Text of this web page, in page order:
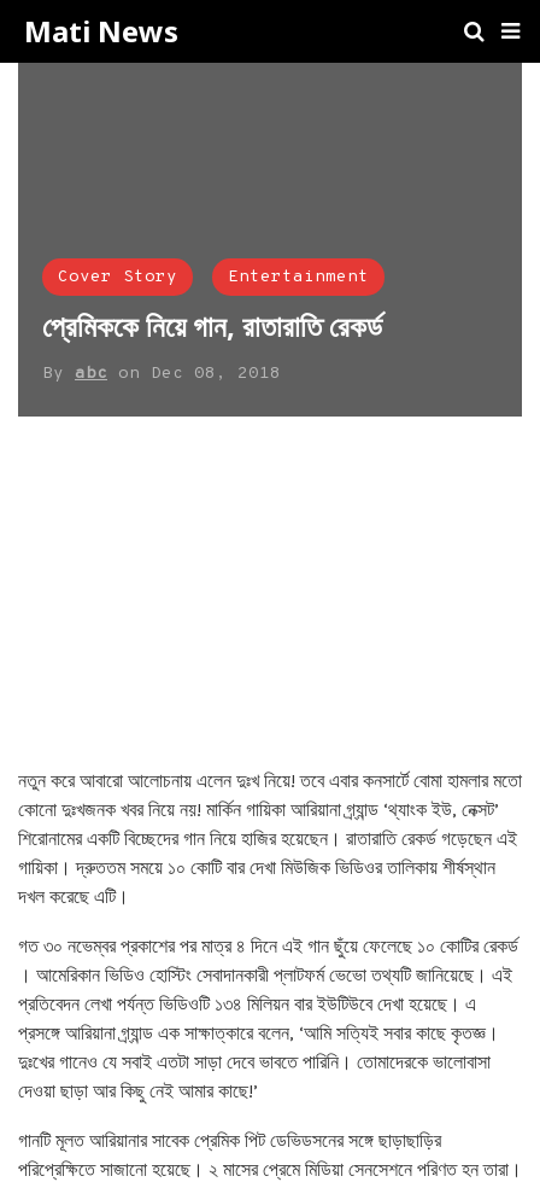
Mati News
Cover Story Entertainment
প্রেমিককে নিয়ে গান, রাতারাতি রেকর্ড
By abc on Dec 08, 2018
নতুন করে আবারো আলোচনায় এলেন দুঃখ নিয়ে! তবে এবার কনসার্টে বোমা হামলার মতো
কোনো দুঃখজনক খবর নিয়ে নয়! মার্কিন গায়িকা আরিয়ানা গ্র্যান্ড ‘থ্যাংক ইউ, নেক্সট’
শিরোনামের একটি বিচ্ছেদের গান নিয়ে হাজির হয়েছেন। রাতারাতি রেকর্ড গড়েছেন এই
গায়িকা। দ্রুততম সময়ে ১০ কোটি বার দেখা মিউজিক ভিডিওর তালিকায় শীর্ষস্থান
দখল করেছে এটি।
গত ৩০ নভেম্বর প্রকাশের পর মাত্র ৪ দিনে এই গান ছুঁয়ে ফেলেছে ১০ কোটির রেকর্ড
। আমেরিকান ভিডিও হোস্টিং সেবাদানকারী প্লাটফর্ম ভেভো তথ্যটি জানিয়েছে। এই
প্রতিবেদন লেখা পর্যন্ত ভিডিওটি ১৩৪ মিলিয়ন বার ইউটিউবে দেখা হয়েছে। এ
প্রসঙ্গে আরিয়ানা গ্র্যান্ড এক সাক্ষাত্কারে বলেন, ‘আমি সত্যিই সবার কাছে কৃতজ্ঞ।
দুঃখের গানেও যে সবাই এতটা সাড়া দেবে ভাবতে পারিনি। তোমাদেরকে ভালোবাসা
দেওয়া ছাড়া আর কিছু নেই আমার কাছে!’
গানটি মূলত আরিয়ানার সাবেক প্রেমিক পিট ডেভিডসনের সঙ্গে ছাড়াছাড়ির
পরিপ্রেক্ষিতে সাজানো হয়েছে। ২ মাসের প্রেমে মিডিয়া সেনসেশনে পরিণত হন তারা।